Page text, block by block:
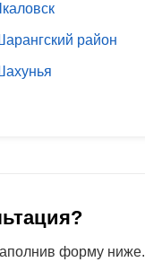
район
форму ниже.